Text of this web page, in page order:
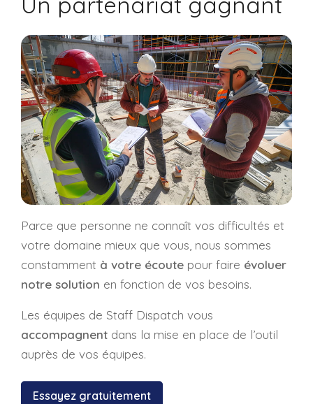
Parce que personne ne connaît vos difficultés et
votre domaine mieux que vous, nous sommes
constamment à votre écoute pour faire évoluer
notre solution en fonction de vos besoins.
Les équipes de Staff Dispatch vous
accompagnent dans la mise en place de l’outil
auprès de vos équipes.
Essayez gratuitement